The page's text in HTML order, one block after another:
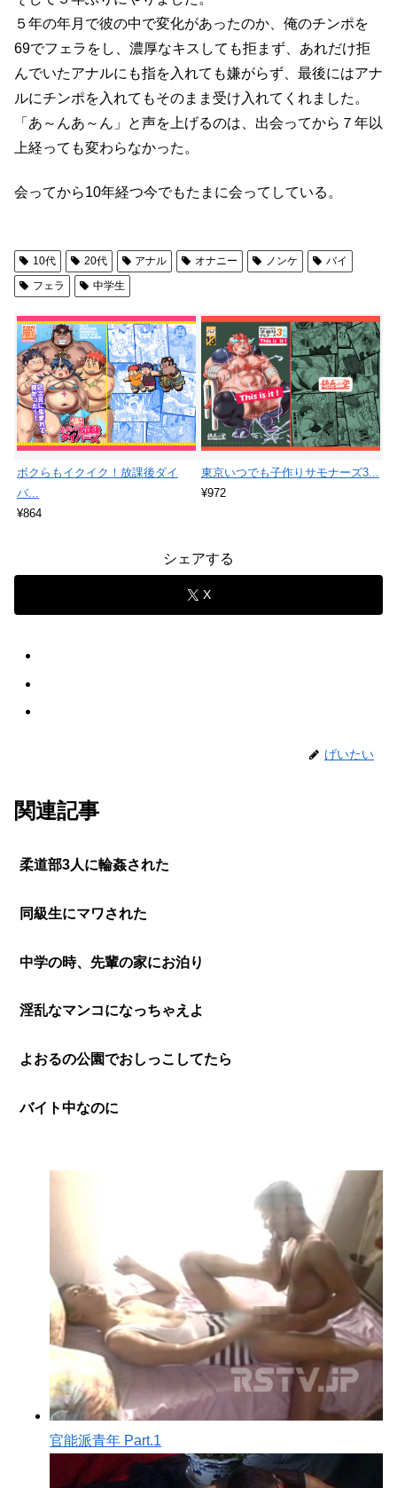
５年の年月で彼の中で変化があったのか、俺のチンポを
69でフェラをし、濃厚なキスしても拒まず、あれだけ拒
んでいたアナルにも指を入れても嫌がらず、最後にはアナ
ルにチンポを入れてもそのまま受け入れてくれました。
「あ～んあ～ん」と声を上げるのは、出会ってから７年以
上経っても変わらなかった。
会ってから10年経つ今でもたまに会ってしている。
10代 20代 アナル オナニー ノンケ
バイ
フェラ
中学生
ボクらもイクイク！放課後ダイ
バ...
¥864
東京いつでも子作りサモナーズ3...
¥972
シェアする
X
げいたい
関連記事
柔道部3人に輪姦された
同級生にマワされた
中学の時、先輩の家にお泊り
淫乱なマンコになっちゃえよ
よおるの公園でおしっこしてたら
バイト中なのに
官能派青年 Part.1